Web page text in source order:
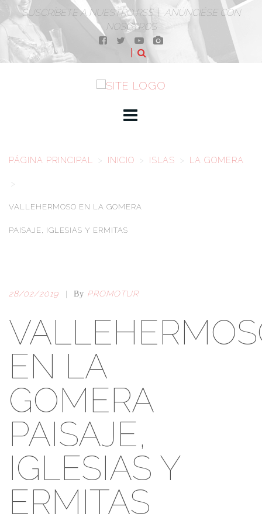
SUSCRÍBETE A NUESTRO RSS| ANÚNCIÉSE CON
NOSOTROS
PÁGINA PRINCIPAL > INICIO > ISLAS > LA GOMERA
>
VALLEHERMOSO EN LA GOMERA
PAISAJE, IGLESIAS Y ERMITAS
28/02/2019 By PROMOTUR
EN LA
GOMERA
PAISAJE,
IGLESIAS Y
ERMITAS